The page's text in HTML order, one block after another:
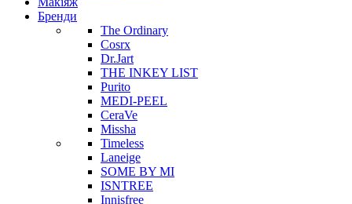
Бренди
The Ordinary
Cosrx
Dr.Jart
THE INKEY LIST
Purito
MEDI-PEEL
CeraVe
Missha
Timeless
Laneige
SOME BY MI
ISNTREE
Innisfree